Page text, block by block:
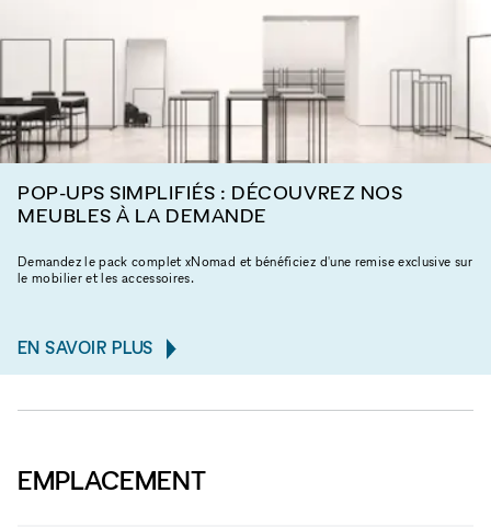
POP-UPS SIMPLIFIÉS : DÉCOUVREZ NOS
MEUBLES À LA DEMANDE
Demandez le pack complet xNomad et bénéficiez d'une remise exclusive sur
le mobilier et les accessoires.
EN SAVOIR PLUS
EMPLACEMENT